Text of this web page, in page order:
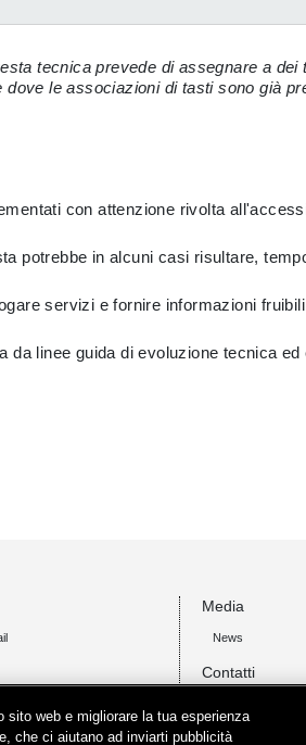
tecnica prevede di assegnare a
le associazioni di tasti sono già
con attenzione rivolta
potrebbe in alcuni casi risultare,
servizi e fornire informazioni
linee guida di evoluzione tecnica
Media
News
Contatti
web e migliorare la tua esperienza
che ci aiutano ad inviarti pubblicità